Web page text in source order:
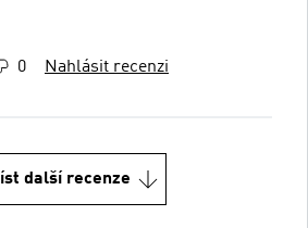
0 Nahlásit recenzi
další recenze